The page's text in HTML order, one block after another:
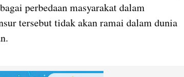
perbedaan masyarakat dalam
tersebut tidak akan ramai dalam dunia